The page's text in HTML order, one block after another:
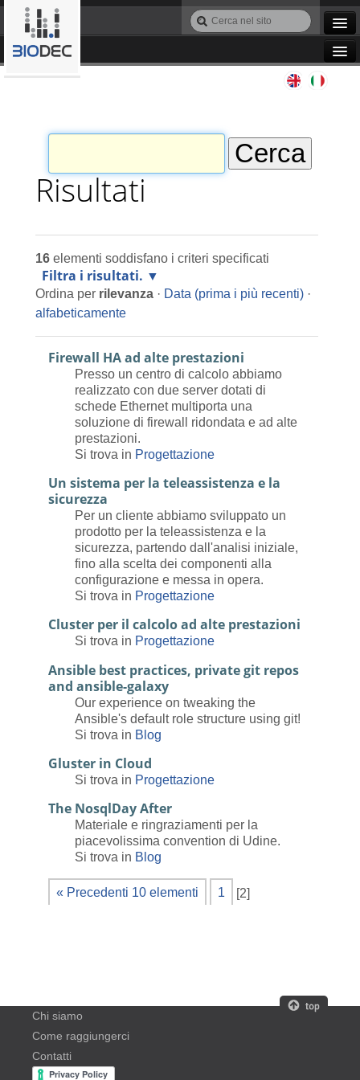
Cerca
nel
Ricerca
Automazione
Bioinformatica
Progettazione
Programmazione
Risultati
16 elementi soddisfano i criteri specificati
Filtra i risultati.
Ordina per rilevanza · Data (prima i più recenti) ·
alfabeticamente
Firewall HA ad alte prestazioni
Presso un centro di calcolo abbiamo
realizzato con due server dotati di
schede Ethernet multiporta una
soluzione di firewall ridondata e ad alte
prestazioni.
Si trova in Progettazione
Un sistema per la teleassistenza e la
sicurezza
Per un cliente abbiamo sviluppato un
prodotto per la teleassistenza e la
sicurezza, partendo dall'analisi iniziale,
fino alla scelta dei componenti alla
configurazione e messa in opera.
Si trova in Progettazione
Cluster per il calcolo ad alte prestazioni
Si trova in Progettazione
Ansible best practices, private git repos
and ansible-galaxy
Our experience on tweaking the
Ansible's default role structure using git!
Si trova in Blog
Gluster in Cloud
Si trova in Progettazione
The NosqlDay After
Materiale e ringraziamenti per la
piacevolissima convention di Udine.
Si trova in Blog
« Precedenti 10 elementi 1 [2]
Chi siamo
Come raggiungerci
Contatti